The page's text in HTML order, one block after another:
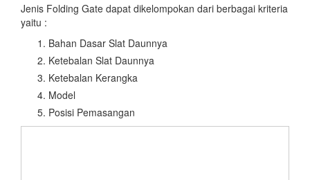
Jenis Folding Gate dapat dikelompokan dari berbagai kriteria
yaitu :
Bahan Dasar Slat Daunnya
Ketebalan Slat Daunnya
Ketebalan Kerangka
Model
Posisi Pemasangan